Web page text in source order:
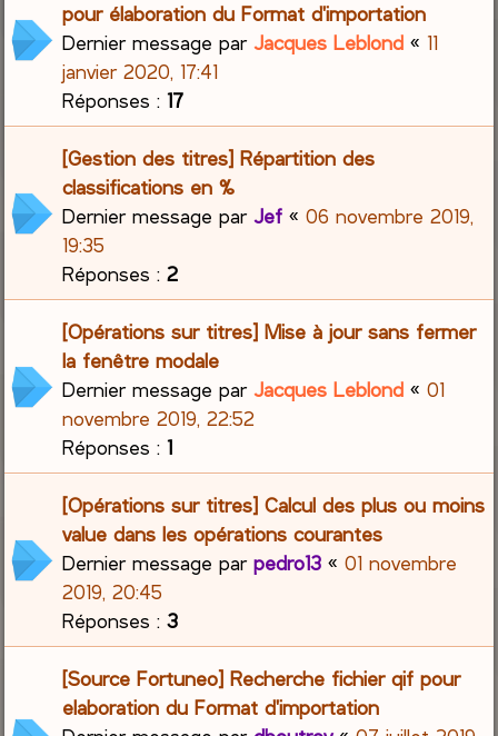
pour élaboration du Format d'importation
Dernier message parJacques Leblond « 11
janvier 2020, 17:41
Réponses :17
[Gestion des titres] Répartition des
classifications en %
Dernier message parJef «06 novembre 2019,
19:35
Réponses :2
[Opérations sur titres] Mise à jour sans fermer
la fenêtre modale
Dernier message parJacques Leblond «01
novembre 2019, 22:52
Réponses :1
[Opérations sur titres] Calcul des plus ou moins
value dans les opérations courantes
Dernier message parpedro13 «01 novembre
2019, 20:45
Réponses :3
[Source Fortuneo] Recherche fichier qif pour
elaboration du Format d'importation